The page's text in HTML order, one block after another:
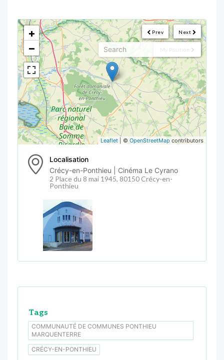
Next
Prev
My Position
<!---->
+
−
Leaflet | © OpenStreetMap contributors
Localisation
Crécy-en-Ponthieu | Cinéma Le Cyrano
2 Place du 8 mai 1945, 80150 Crécy-en-
Ponthieu
Tags
COMMUNAUTÉ DE COMMUNES PONTHIEU
MARQUENTERRE
CRÉCY-EN-PONTHIEU